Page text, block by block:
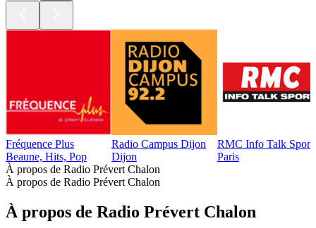
Fréquence Plus
Beaune, Hits, Pop
Radio Campus Dijon
Dijon
RMC Info Talk Sport
Paris
À propos de Radio Prévert Chalon
À propos de Radio Prévert Chalon
À propos de Radio Prévert Chalon